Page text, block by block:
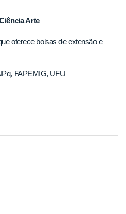
Arte
oferece bolsas de extensão e
FAPEMIG, UFU